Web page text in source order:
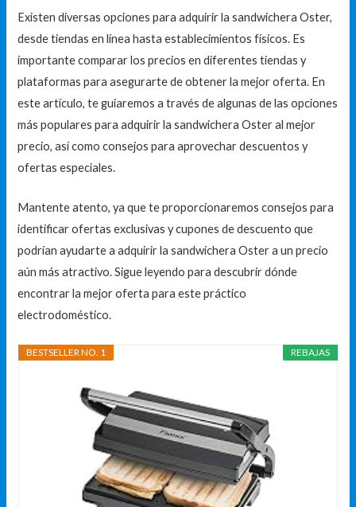
Existen diversas opciones para adquirir la sandwichera Oster,
desde tiendas en línea hasta establecimientos físicos. Es
importante comparar los precios en diferentes tiendas y
plataformas para asegurarte de obtener la mejor oferta. En
este artículo, te guiaremos a través de algunas de las opciones
más populares para adquirir la sandwichera Oster al mejor
precio, así como consejos para aprovechar descuentos y
ofertas especiales.
Mantente atento, ya que te proporcionaremos consejos para
identificar ofertas exclusivas y cupones de descuento que
podrían ayudarte a adquirir la sandwichera Oster a un precio
aún más atractivo. Sigue leyendo para descubrir dónde
encontrar la mejor oferta para este práctico
electrodoméstico.
REBAJAS
BESTSELLER NO. 1